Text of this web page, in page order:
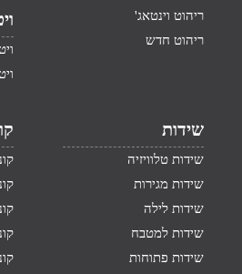
ריהוט וינטאג'
ריהוט חדש
שידות
שידות טלוויזיה
שידות מגירות
שידות לילה
שידות למטבח
שידות פתוחות